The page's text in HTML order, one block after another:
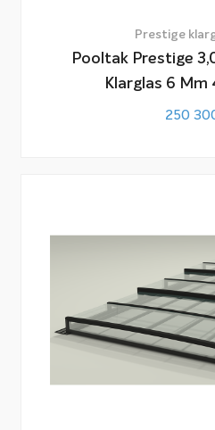
Prestige
Pooltak Prestige
Klarglas 6 Mm
250